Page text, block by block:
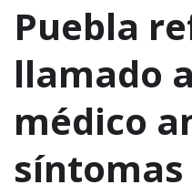
Puebla
llamado
médico
síntomas